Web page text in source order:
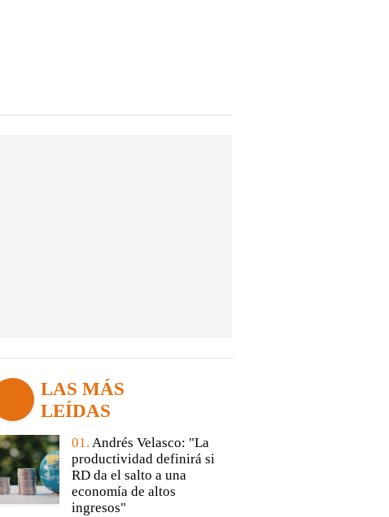
LAS MÁS
LEÍDAS
01. Andrés Velasco: "La
productividad definirá si
RD da el salto a una
economía de altos
ingresos"